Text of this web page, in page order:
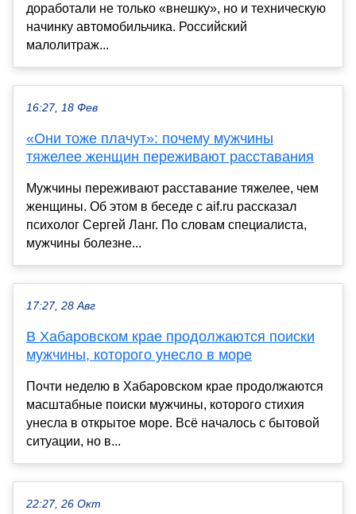
доработали не только «внешку», но и техническую
начинку автомобильчика. Российский
малолитраж...
16:27, 18 Фев
«Они тоже плачут»: почему мужчины
тяжелее женщин переживают расставания
Мужчины переживают расставание тяжелее, чем
женщины. Об этом в беседе с aif.ru рассказал
психолог Сергей Ланг. По словам специалиста,
мужчины болезне...
17:27, 28 Авг
В Хабаровском крае продолжаются поиски
мужчины, которого унесло в море
Почти неделю в Хабаровском крае продолжаются
масштабные поиски мужчины, которого стихия
унесла в открытое море. Всё началось с бытовой
ситуации, но в...
22:27, 26 Окт